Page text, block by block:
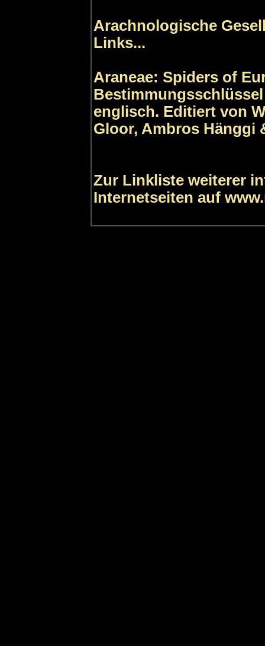
Arachnologische
Links...
Araneae: Spiders of
englisch. Editiert von
Gloor, Ambros Hänggi
Zur Linkliste weiterer
Internetseiten auf